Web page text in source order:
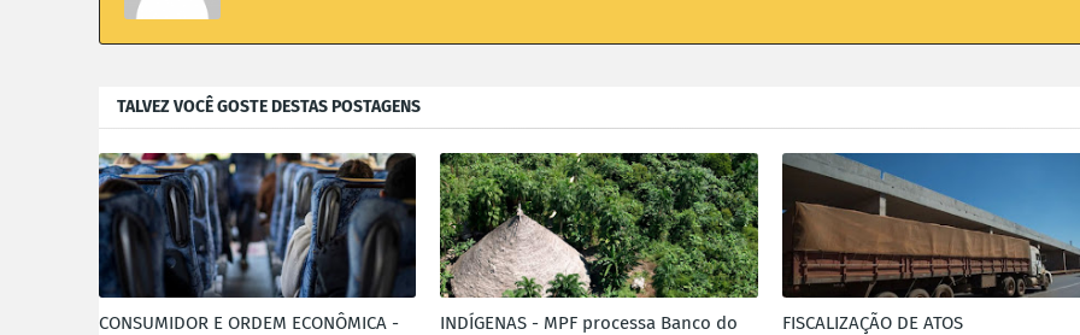
TALVEZ VOCÊ GOSTE DESTAS POSTAGENS
CONSUMIDOR E ORDEM ECONÔMICA -
INDÍGENAS - MPF processa Banco do
FISCALIZAÇÃO DE ATOS